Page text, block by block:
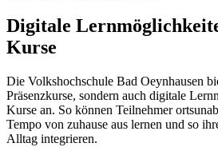
Digitale
Kurse
Die Volkshochschule Bad Oeynhausen
Präsenzkurse, sondern auch digitale
Kurse an. So können Teilnehmer
Tempo von zuhause aus lernen und so
Alltag integrieren.